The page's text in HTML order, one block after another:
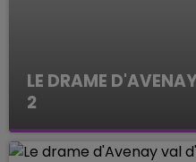
LE DRAME
2
ENQUETES